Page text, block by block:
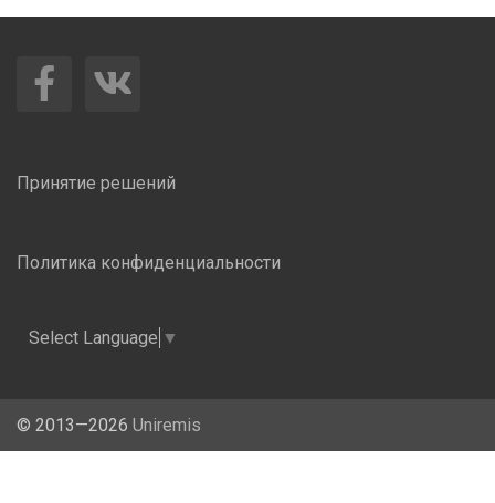
Принятие решений
Политика конфиденциальности
Select Language ▼
© 2013—2026 Uniremis